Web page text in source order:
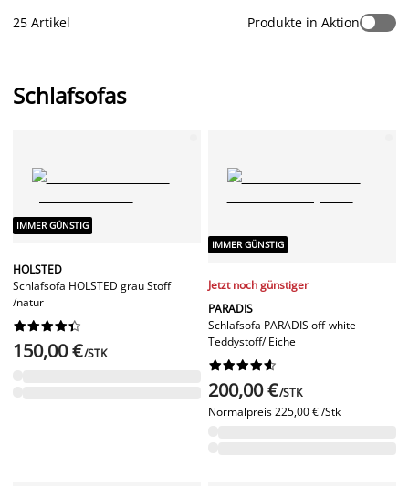
Chaiselongue oder offenem Ende suchst, wir haben eines, das
25 Artikel Produkte in Aktion
Schlafsofas
IMMER GÜNSTIG
HOLSTED
Schlafsofa HOLSTED grau Stoff
/natur






150,00 €/STK
IMMER GÜNSTIG
Jetzt noch günstiger
PARADIS
Schlafsofa PARADIS off-white
Teddystoff/ Eiche






200,00 €/STK
Normalpreis225,00 € /Stk